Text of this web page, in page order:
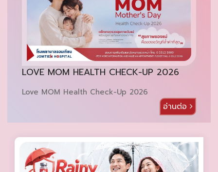
LOVE MOM HEALTH CHECK-UP 2026
Love MOM Health Check-Up 2026
อ่านต่อ